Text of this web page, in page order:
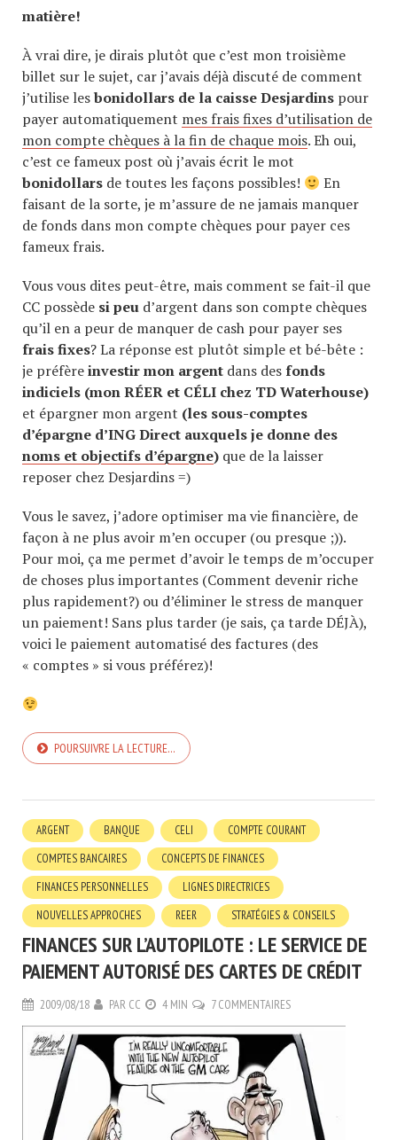
matière!
À vrai dire, je dirais plutôt que c’est mon troisième
billet sur le sujet, car j’avais déjà discuté de comment
j’utilise lesbonidollars de la caisse Desjardins pour
payer automatiquement mes frais fixes d’utilisation de
mon compte chèques à la fin de chaque mois. Eh oui,
c’est ce fameux post où j’avais écrit le mot
bonidollars de toutes les façons possibles!
En
faisant de la sorte, je m’assure de ne jamais manquer
de fonds dans mon compte chèques pour payer ces
fameux frais.
Vous vous dites peut-être, mais comment se fait-il que
CC possède si peu d’argent dans son compte chèques
qu’il en a peur de manquer de cash pour payer ses
frais fixes? La réponse est plutôt simple et bé-bête :
je préfèreinvestir mon argent dans desfonds
indiciels (mon RÉER et CÉLI chez TD Waterhouse)
et épargner mon argent (les sous-comptes
d’épargne d’ING Direct auxquels je donne des
noms et objectifs d’épargne) que de la laisser
reposer chez Desjardins =)
Vous le savez, j’adore optimiser ma vie financière, de
façon à ne plus avoir m’en occuper (ou presque ;)).
Pour moi, ça me permet d’avoir le temps de m’occuper
de choses plus importantes (Comment devenir riche
plus rapidement?) ou d’éliminer le stress de manquer
un paiement! Sans plus tarder (je sais, ça tarde DÉJÀ),
voici le paiement automatisé des factures (des
« comptes » si vous préférez)!
POURSUIVRE LA LECTURE…
ARGENT BANQUE CELI
COMPTE COURANT
COMPTES BANCAIRES
CONCEPTS DE FINANCES
FINANCES PERSONNELLES
LIGNES DIRECTRICES
NOUVELLES APPROCHES
REER STRATÉGIES & CONSEILS
FINANCES SUR L’AUTOPILOTE : LE SERVICE DE
PAIEMENT AUTORISÉ DES CARTES DE CRÉDIT
2009/08/18 PAR CC 4 MIN 7 COMMENTAIRES